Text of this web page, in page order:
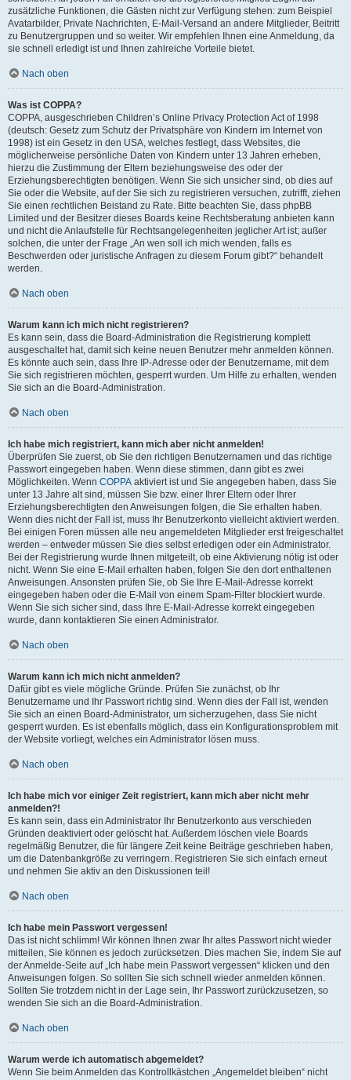
zusätzliche Funktionen, die Gästen nicht zur Verfügung stehen: zum Beispiel
Avatarbilder, Private Nachrichten, E-Mail-Versand an andere Mitglieder, Beitritt
zu Benutzergruppen und so weiter. Wir empfehlen Ihnen eine Anmeldung, da
sie schnell erledigt ist und Ihnen zahlreiche Vorteile bietet.
Nach oben
Was ist COPPA?
COPPA, ausgeschrieben Children’s Online Privacy Protection Act of 1998
(deutsch: Gesetz zum Schutz der Privatsphäre von Kindern im Internet von
1998) ist ein Gesetz in den USA, welches festlegt, dass Websites, die
möglicherweise persönliche Daten von Kindern unter 13 Jahren erheben,
hierzu die Zustimmung der Eltern beziehungsweise des oder der
Erziehungsberechtigten benötigen. Wenn Sie sich unsicher sind, ob dies auf
Sie oder die Website, auf der Sie sich zu registrieren versuchen, zutrifft, ziehen
Sie einen rechtlichen Beistand zu Rate. Bitte beachten Sie, dass phpBB
Limited und der Besitzer dieses Boards keine Rechtsberatung anbieten kann
und nicht die Anlaufstelle für Rechtsangelegenheiten jeglicher Art ist; außer
solchen, die unter der Frage „An wen soll ich mich wenden, falls es
Beschwerden oder juristische Anfragen zu diesem Forum gibt?“ behandelt
werden.
Nach oben
Warum kann ich mich nicht registrieren?
Es kann sein, dass die Board-Administration die Registrierung komplett
ausgeschaltet hat, damit sich keine neuen Benutzer mehr anmelden können.
Es könnte auch sein, dass Ihre IP-Adresse oder der Benutzername, mit dem
Sie sich registrieren möchten, gesperrt wurden. Um Hilfe zu erhalten, wenden
Sie sich an die Board-Administration.
Nach oben
Ich habe mich registriert, kann mich aber nicht anmelden!
Überprüfen Sie zuerst, ob Sie den richtigen Benutzernamen und das richtige
Passwort eingegeben haben. Wenn diese stimmen, dann gibt es zwei
Möglichkeiten. Wenn COPPA aktiviert ist und Sie angegeben haben, dass Sie
unter 13 Jahre alt sind, müssen Sie bzw. einer Ihrer Eltern oder Ihrer
Erziehungsberechtigten den Anweisungen folgen, die Sie erhalten haben.
Wenn dies nicht der Fall ist, muss Ihr Benutzerkonto vielleicht aktiviert werden.
Bei einigen Foren müssen alle neu angemeldeten Mitglieder erst freigeschaltet
werden – entweder müssen Sie dies selbst erledigen oder ein Administrator.
Bei der Registrierung wurde Ihnen mitgeteilt, ob eine Aktivierung nötig ist oder
nicht. Wenn Sie eine E-Mail erhalten haben, folgen Sie den dort enthaltenen
Anweisungen. Ansonsten prüfen Sie, ob Sie Ihre E-Mail-Adresse korrekt
eingegeben haben oder die E-Mail von einem Spam-Filter blockiert wurde.
Wenn Sie sich sicher sind, dass Ihre E-Mail-Adresse korrekt eingegeben
wurde, dann kontaktieren Sie einen Administrator.
Nach oben
Warum kann ich mich nicht anmelden?
Dafür gibt es viele mögliche Gründe. Prüfen Sie zunächst, ob Ihr
Benutzername und Ihr Passwort richtig sind. Wenn dies der Fall ist, wenden
Sie sich an einen Board-Administrator, um sicherzugehen, dass Sie nicht
gesperrt wurden. Es ist ebenfalls möglich, dass ein Konfigurationsproblem mit
der Website vorliegt, welches ein Administrator lösen muss.
Nach oben
Ich habe mich vor einiger Zeit registriert, kann mich aber nicht mehr
anmelden?!
Es kann sein, dass ein Administrator Ihr Benutzerkonto aus verschieden
Gründen deaktiviert oder gelöscht hat. Außerdem löschen viele Boards
regelmäßig Benutzer, die für längere Zeit keine Beiträge geschrieben haben,
um die Datenbankgröße zu verringern. Registrieren Sie sich einfach erneut
und nehmen Sie aktiv an den Diskussionen teil!
Nach oben
Ich habe mein Passwort vergessen!
Das ist nicht schlimm! Wir können Ihnen zwar Ihr altes Passwort nicht wieder
mitteilen, Sie können es jedoch zurücksetzen. Dies machen Sie, indem Sie auf
der Anmelde-Seite auf „Ich habe mein Passwort vergessen“ klicken und den
Anweisungen folgen. So sollten Sie sich schnell wieder anmelden können.
Sollten Sie trotzdem nicht in der Lage sein, Ihr Passwort zurückzusetzen, so
wenden Sie sich an die Board-Administration.
Nach oben
Warum werde ich automatisch abgemeldet?
Wenn Sie beim Anmelden das Kontrollkästchen „Angemeldet bleiben“ nicht